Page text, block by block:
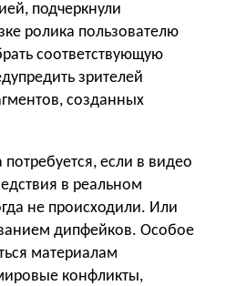
подчеркнули
ролика пользователю
соответствующую
зрителей
созданных
если в видео
в реальном
не происходили. Или
дипфейков. Особое
материалам
конфликты,